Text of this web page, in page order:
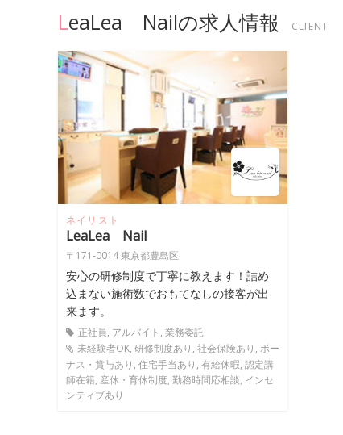
LeaLea Nailの求人情報 CLIENT
ネイリスト
LeaLea Nail
〒171-0014 東京都豊島区
安心の研修制度で丁寧に教えます！詰め
込まない施術数でおもてなしの接客が出
来ます。
正社員, アルバイト, 業務委託
未経験者OK, 研修制度あり, 社会保険あり, ボー
ナス・賞与あり, 住宅手当あり, 有給休暇, 認定講
師在籍, 産休・育休制度, 勤務時間応相談, インセ
ンティブあり